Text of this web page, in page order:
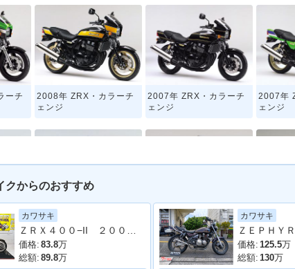
ーチ
2008年 ZRX・カラーチ
ェンジ
2007年 ZRX・カラーチ
ェンジ
2007年
ェンジ
定
2004年 ZRX・マイナー
チェンジ
2003年 ZRX・マイナー
チェンジ
2001年
チェンジ
クからのおすすめ
カワサキ
価格: 83.8万
総額: 89.8万
カワサキ
ＺＥＰＨＹ
価格: 125.5万
総額: 130万